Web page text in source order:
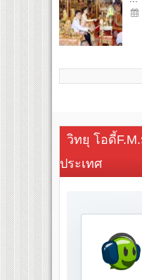
วิทยุ โอดี้
ประเทศ